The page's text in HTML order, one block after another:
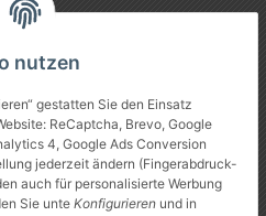
nutzen
gestatten Sie den Einsatz
ReCaptcha, Brevo, Google
4, Google Ads Conversion
jederzeit ändern (Fingerabdruck-
auch für personalisierte Werbung
Sie unte Konfigurieren und in
widerrufen